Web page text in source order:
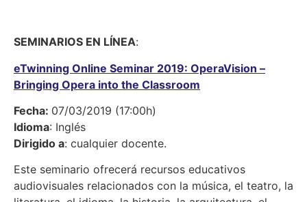
SEMINARIOS EN LÍNEA:
eTwinning Online Seminar 2019: OperaVision –
Bringing Opera into the Classroom
Fecha: 07/03/2019 (17:00h)
Idioma: Inglés
Dirigido a: cualquier docente.
Este seminario ofrecerá recursos educativos
audiovisuales relacionados con la música, el teatro, la